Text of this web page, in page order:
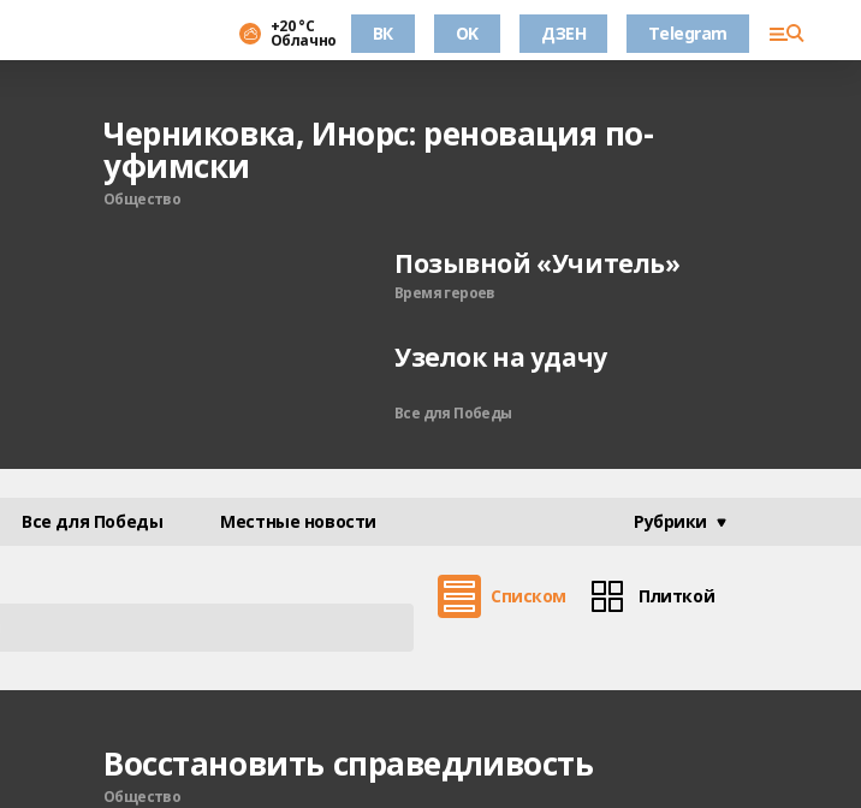
+20 °С
Облачно ВК OK ДЗЕН Telegram
Черниковка, Инорс: реновация по-
уфимски
Общество
Позывной «Учитель»
Время героев
Узелок на удачу
Все для Победы
Все для Победы Местные новости Рубрики
Списком Плиткой
Восстановить справедливость
Общество